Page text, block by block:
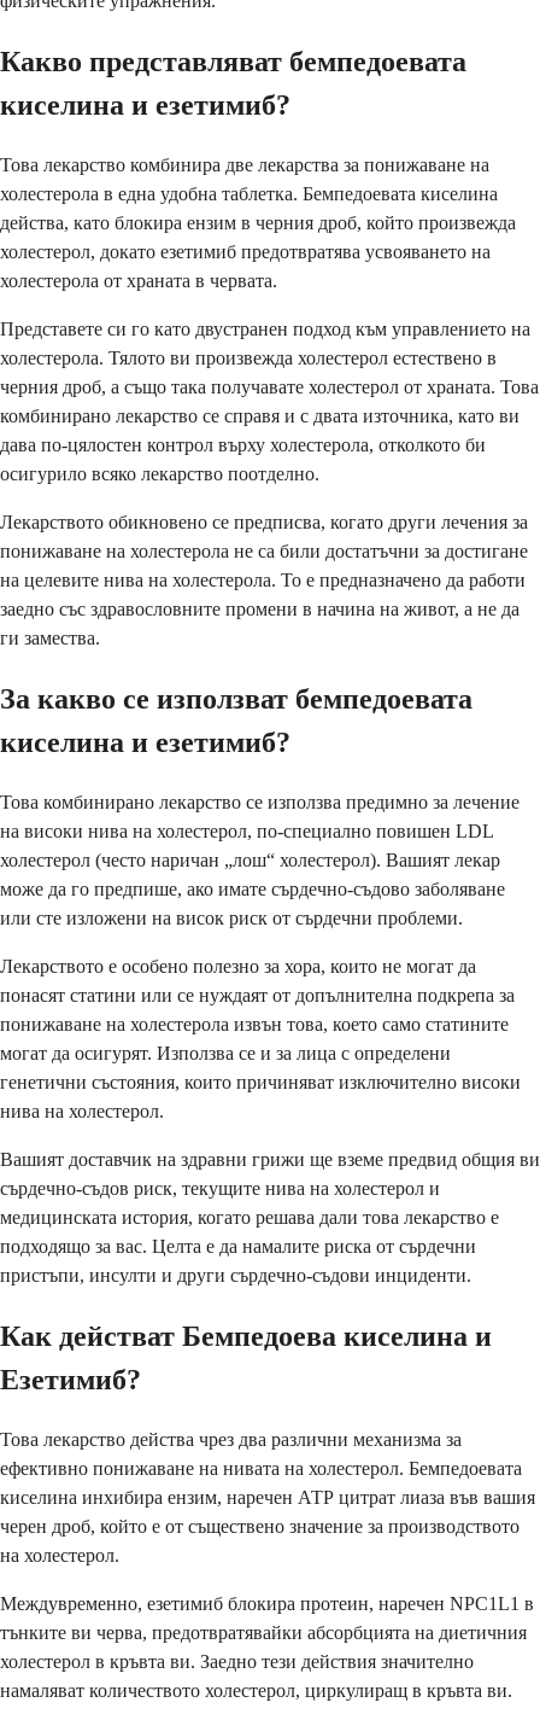
Какво представляват бемпедоевата
киселина и езетимиб?
Това лекарство комбинира две лекарства за понижаване на
холестерола в една удобна таблетка. Бемпедоевата киселина
действа, като блокира ензим в черния дроб, който произвежда
холестерол, докато езетимиб предотвратява усвояването на
холестерола от храната в червата.
Представете си го като двустранен подход към управлението на
холестерола. Тялото ви произвежда холестерол естествено в
черния дроб, а също така получавате холестерол от храната. Това
комбинирано лекарство се справя и с двата източника, като ви
дава по-цялостен контрол върху холестерола, отколкото би
осигурило всяко лекарство поотделно.
Лекарството обикновено се предписва, когато други лечения за
понижаване на холестерола не са били достатъчни за достигане
на целевите нива на холестерола. То е предназначено да работи
заедно със здравословните промени в начина на живот, а не да
ги замества.
За какво се използват бемпедоевата
киселина и езетимиб?
Това комбинирано лекарство се използва предимно за лечение
на високи нива на холестерол, по-специално повишен LDL
холестерол (често наричан „лош“ холестерол). Вашият лекар
може да го предпише, ако имате сърдечно-съдово заболяване
или сте изложени на висок риск от сърдечни проблеми.
Лекарството е особено полезно за хора, които не могат да
понасят статини или се нуждаят от допълнителна подкрепа за
понижаване на холестерола извън това, което само статините
могат да осигурят. Използва се и за лица с определени
генетични състояния, които причиняват изключително високи
нива на холестерол.
Вашият доставчик на здравни грижи ще вземе предвид общия ви
сърдечно-съдов риск, текущите нива на холестерол и
медицинската история, когато решава дали това лекарство е
подходящо за вас. Целта е да намалите риска от сърдечни
пристъпи, инсулти и други сърдечно-съдови инциденти.
Как действат Бемпедоева киселина и
Езетимиб?
Това лекарство действа чрез два различни механизма за
ефективно понижаване на нивата на холестерол. Бемпедоевата
киселина инхибира ензим, наречен АТР цитрат лиаза във вашия
черен дроб, който е от съществено значение за производството
на холестерол.
Междувременно, езетимиб блокира протеин, наречен NPC1L1 в
тънките ви черва, предотвратявайки абсорбцията на диетичния
холестерол в кръвта ви. Заедно тези действия значително
намаляват количеството холестерол, циркулиращ в кръвта ви.